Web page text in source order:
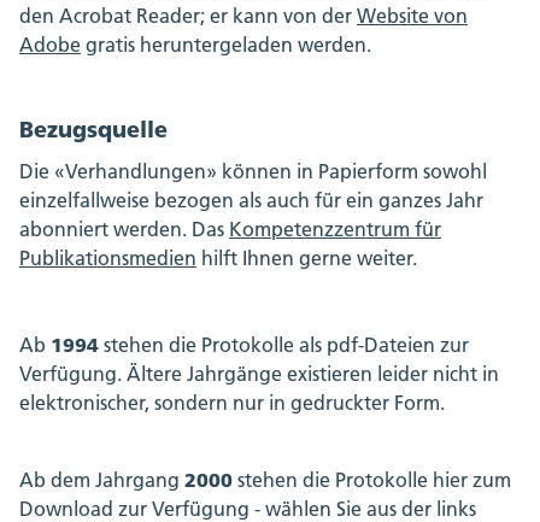
den Acrobat Reader; er kann von der Website von
Adobe gratis heruntergeladen werden.
Bezugsquelle
Die «Verhandlungen» können in Papierform sowohl
einzelfallweise bezogen als auch für ein ganzes Jahr
abonniert werden. Das Kompetenzzentrum für
Publikationsmedien hilft Ihnen gerne weiter.
Ab 1994 stehen die Protokolle als pdf-Dateien zur
Verfügung. Ältere Jahrgänge existieren leider nicht in
elektronischer, sondern nur in gedruckter Form.
Ab dem Jahrgang 2000 stehen die Protokolle hier zum
Download zur Verfügung - wählen Sie aus der links